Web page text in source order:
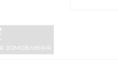
замовлення